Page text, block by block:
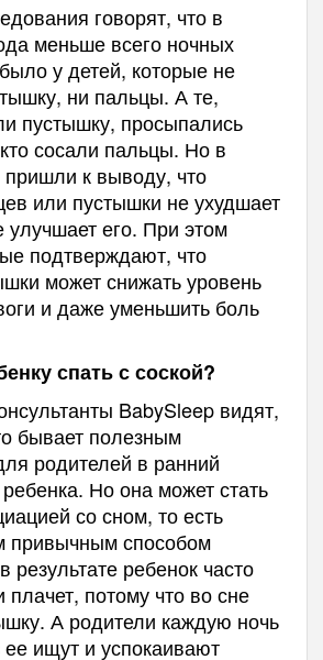
говорят, что в
меньше всего ночных
у детей, которые не
ни пальцы. А те,
пустышку, просыпались
сосали пальцы. Но в
к выводу, что
или пустышки не ухудшает
улучшает его. При этом
подтверждают, что
может снижать уровень
и даже уменьшить боль
спать с соской?
BabySleep видят,
бывает полезным
родителей в ранний
Но она может стать
со сном, то есть
привычным способом
результате ребенок часто
плачет, потому что во сне
А родители каждую ночь
ее ищут и успокаивают